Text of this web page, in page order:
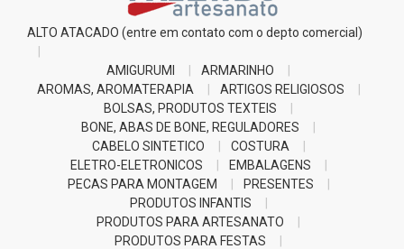
ALTO ATACADO (entre em contato com o depto comercial)
AMIGURUMI
ARMARINHO
AROMAS, AROMATERAPIA
ARTIGOS RELIGIOSOS
BOLSAS, PRODUTOS TEXTEIS
BONE, ABAS DE BONE, REGULADORES
CABELO SINTETICO
COSTURA
ELETRO-ELETRONICOS
EMBALAGENS
PECAS PARA MONTAGEM
PRESENTES
PRODUTOS INFANTIS
PRODUTOS PARA ARTESANATO
PRODUTOS PARA FESTAS